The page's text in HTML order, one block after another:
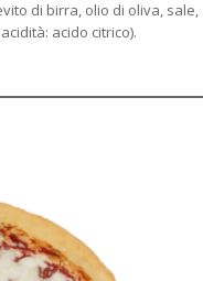
di birra, olio di oliva, sale,
acido citrico).